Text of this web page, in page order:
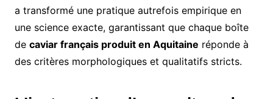
a transformé une pratique autrefois empirique en
une science exacte, garantissant que chaque boîte
de caviar français produit en Aquitaine réponde à
des critères morphologiques et qualitatifs stricts.